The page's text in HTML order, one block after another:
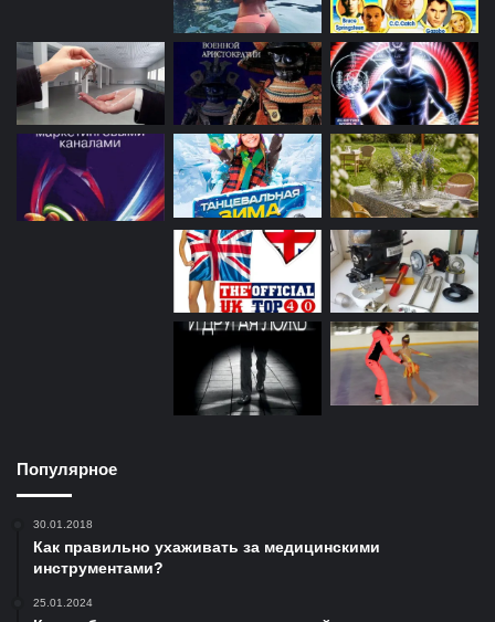
Популярное
30.01.2018
Как правильно ухаживать за медицинскими
инструментами?
25.01.2024